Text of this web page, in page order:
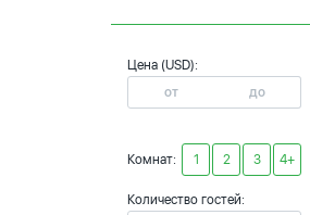
Цена (USD):
Комнат: 1 2 3 4+
Количество гостей: